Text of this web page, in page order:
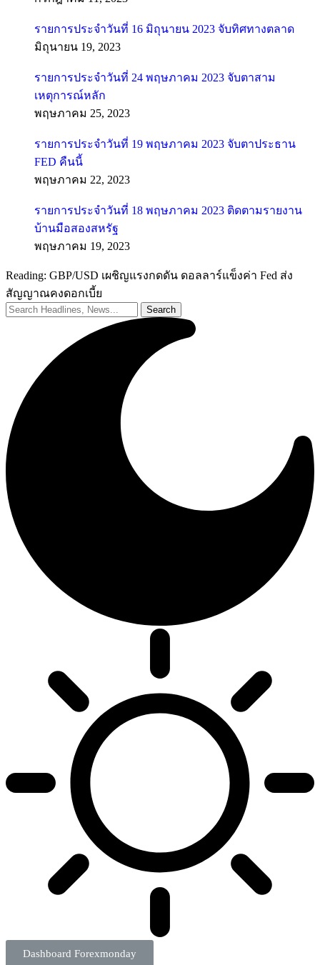
รายการประจำวันที่ 16 มิถุนายน 2023 จับทิศทางตลาด
มิถุนายน 19, 2023
รายการประจำวันที่ 24 พฤษภาคม 2023 จับตาสาม
เหตุการณ์หลัก
พฤษภาคม 25, 2023
รายการประจำวันที่ 19 พฤษภาคม 2023 จับตาประธาน
FED คืนนี้
พฤษภาคม 22, 2023
รายการประจำวันที่ 18 พฤษภาคม 2023 ติดตามรายงาน
บ้านมือสองสหรัฐ
พฤษภาคม 19, 2023
Reading: GBP/USD เผชิญแรงกดดัน ดอลลาร์แข็งค่า Fed ส่ง
สัญญาณคงดอกเบี้ย
Dashboard Forexmonday